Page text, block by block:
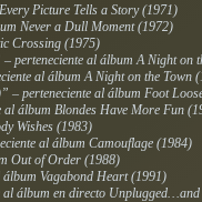
Every Picture Tells a Story(1971)
Never a Dull Moment(1972)
Crossing (1975)
– perteneciente al álbumA Night on
al álbumA Night on the Town
– perteneciente al álbumFoot
al álbumBlondes Have More Fun
Wishes (1983)
al álbumCamouflage (1984)
Out of Order (1988)
álbumVagabond Heart(1991)
al álbum en directo Unplugged…and